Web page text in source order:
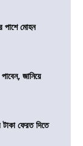
পাশে মোহন
জানিয়ে
ফেরত দিতে